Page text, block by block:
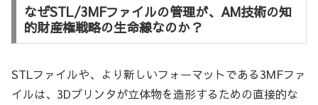
なぜSTL/3MFファイルの管理が、AM技術の知
的財産権戦略の生命線なのか？
STLファイルや、より新しいフォーマットである3MFファ
イルは、3Dプリンタが立体物を造形するための直接的な